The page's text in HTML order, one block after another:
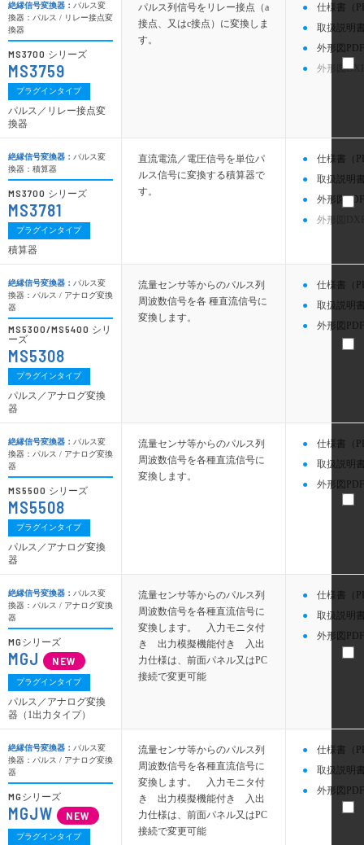
パルス列信号をリレー接点（a
接点、又はc接点）に変換しま
す。
仕様書（
取扱説明
外形図
外形図
直流電流／電圧信号を単位パ
ルス信号に変換する積算器で
す。
仕様書（
取扱説明
外形図
外形図
流量センサ等からのパルス列
周波数信号を各 種直流信号に
変換します。
仕様書（
取扱説明
外形図
流量センサ等からのパルス列
周波数信号を各種直流信号に
変換します。
仕様書（
取扱説明
外形図
流量センサ等からのパルス列
周波数信号を各種直流信号に
変換します。 入力モニタ付
き 出力模擬機能付き 入出
力仕様は、前面パネル又はPC
接続で変更可能
仕様書（
取扱説明
外形図
流量センサ等からのパルス列
周波数信号を各種直流信号に
変換します。 入力モニタ付
き 出力模擬機能付き 入出
力仕様は、前面パネル又はPC
接続で変更可能
仕様書（
取扱説明
外形図
絶縁信号変換器： パルス変
換器：パルス / リレー接点変
換器
MS3700 シリーズ
MS3759
プラグインタイプ
パルス／リレー接点変
換器
絶縁信号変換器： パルス変
換器：積算器
MS3700 シリーズ
MS3781
プラグインタイプ
積算器
絶縁信号変換器： パルス変
換器：パルス / アナログ変換
器
MS5300/MS5400 シリ
ーズ
MS5308
プラグインタイプ
パルス／アナログ変換
器
絶縁信号変換器： パルス変
換器：パルス / アナログ変換
器
MS5500 シリーズ
MS5508
プラグインタイプ
パルス／アナログ変換
器
絶縁信号変換器： パルス変
換器：パルス / アナログ変換
器
MG シリーズ
MGJ
プラグインタイプ
パルス／アナログ変換
器（1出力タイプ）
絶縁信号変換器： パルス変
換器：パルス / アナログ変換
器
MG シリーズ
MGJW
プラグインタイプ